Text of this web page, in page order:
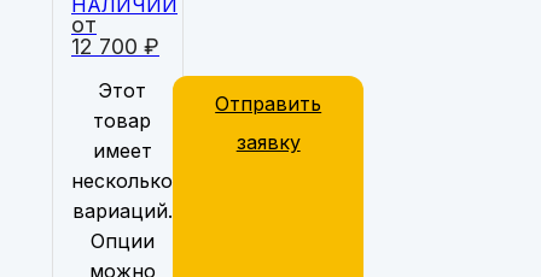
от
12 700 ₽
НАЛИЧИИ
Этот
товар
имеет
несколько
вариаций.
Опции
можно
Отправить
заявку